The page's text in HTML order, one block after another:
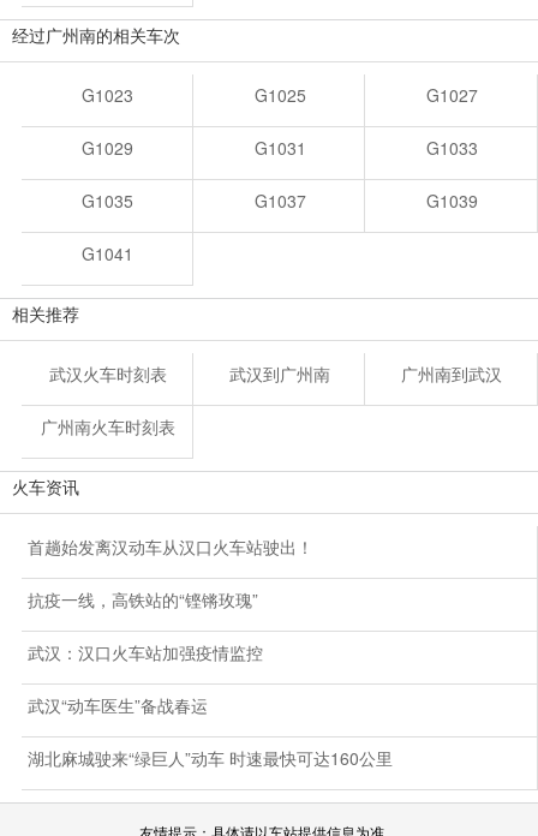
经过广州南的相关车次
G1023 G1025 G1027
G1029 G1031 G1033
G1035 G1037 G1039
G1041
相关推荐
武汉火车时刻表 武汉到广州南 广州南到武汉
广州南火车时刻表
火车资讯
首趟始发离汉动车从汉口火车站驶出！
抗疫一线，高铁站的“铿锵玫瑰”
武汉：汉口火车站加强疫情监控
武汉“动车医生”备战春运
湖北麻城驶来“绿巨人”动车 时速最快可达160公里